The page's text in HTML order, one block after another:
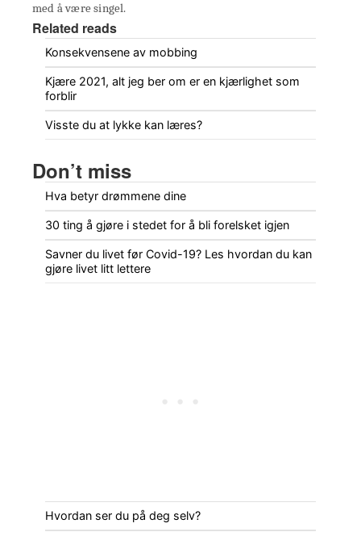
med å være singel.
Related reads
Konsekvensene av mobbing
Kjære 2021, alt jeg ber om er en kjærlighet som
forblir
Visste du at lykke kan læres?
Don’t miss
Hva betyr drømmene dine
30 ting å gjøre i stedet for å bli forelsket igjen
Savner du livet før Covid-19? Les hvordan du kan
gjøre livet litt lettere
Hvordan ser du på deg selv?